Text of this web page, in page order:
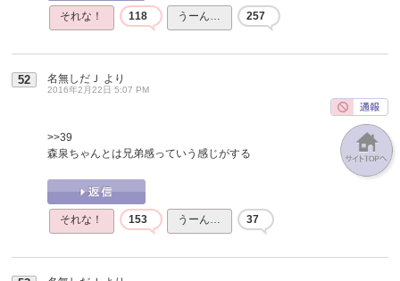
それな！ 118 うーん… 257
52 名無しだＪ より
2016年2月22日 5:07 PM
>>39
森泉ちゃんとは兄弟感っていう感じがする
それな！ 153 うーん… 37